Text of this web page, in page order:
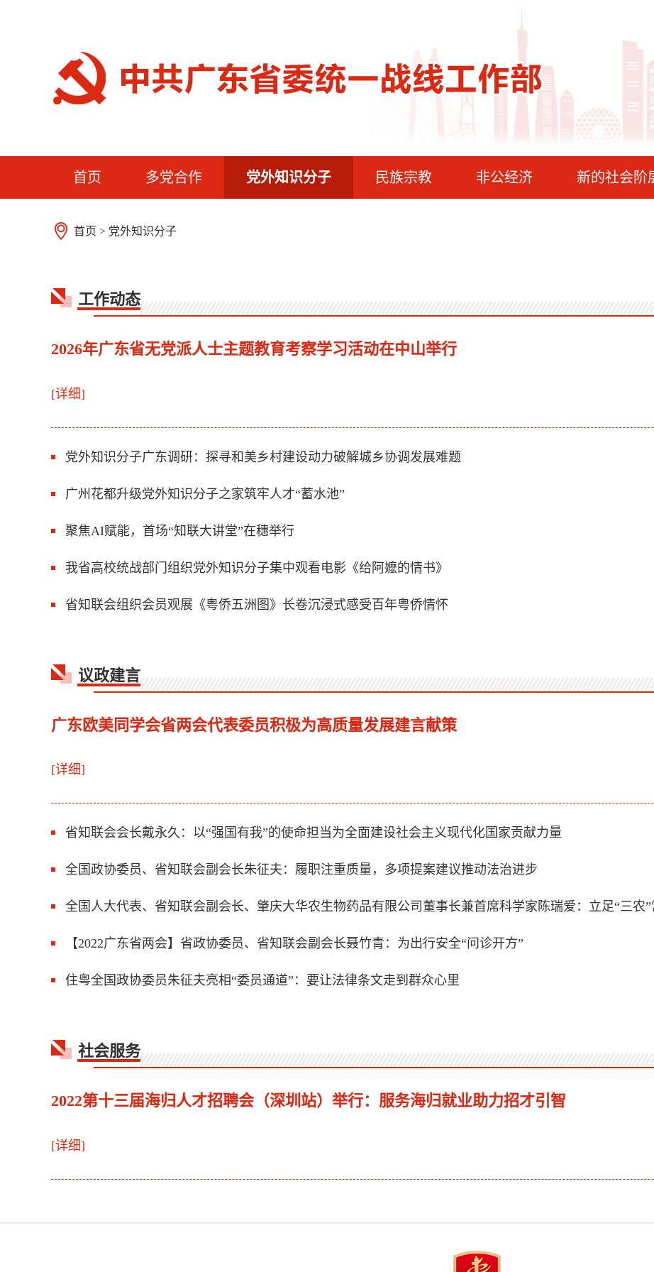
首页 多党合作 党外知识分子 民族宗教 非公经济 新的社会阶
首页 > 党外知识分子
工作动态
2026年广东省无党派人士主题教育考察学习活动在中山举行
[详细]
党外知识分子广东调研：探寻和美乡村建设动力破解城乡协调发展难题
广州花都升级党外知识分子之家筑牢人才“蓄水池”
聚焦AI赋能，首场“知联大讲堂”在穗举行
我省高校统战部门组织党外知识分子集中观看电影《给阿嬷的情书》
省知联会组织会员观展《粤侨五洲图》长卷沉浸式感受百年粤侨情怀
议政建言
广东欧美同学会省两会代表委员积极为高质量发展建言献策
[详细]
省知联会会长戴永久：以“强国有我”的使命担当为全面建设社会主义现代化国家贡献力量
全国政协委员、省知联会副会长朱征夫：履职注重质量，多项提案建议推动法治进步
全国人大代表、省知联会副会长、肇庆大华农生物药品有限公司董事长兼首席科学家陈瑞爱：立足“三农”
【2022广东省两会】省政协委员、省知联会副会长聂竹青：为出行安全“问诊开方”
住粤全国政协委员朱征夫亮相“委员通道”：要让法律条文走到群众心里
社会服务
2022第十三届海归人才招聘会（深圳站）举行：服务海归就业助力招才引智
[详细]